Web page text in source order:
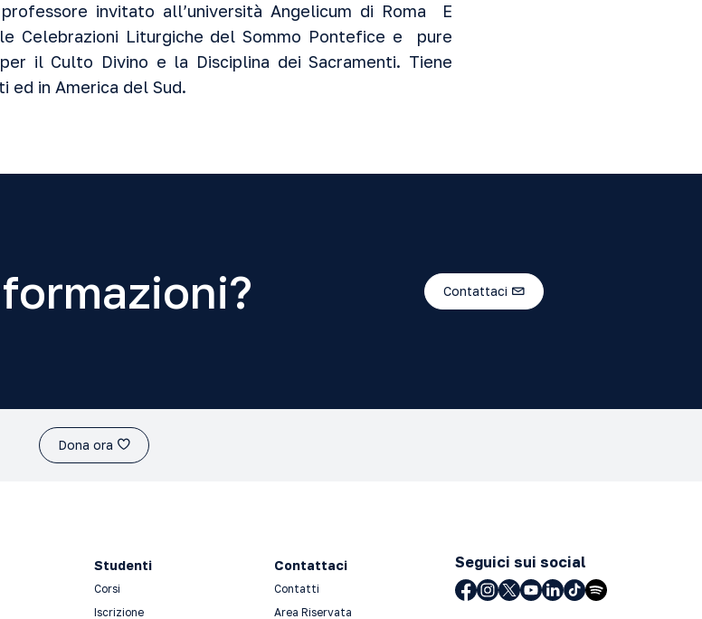
invitato all’università Angelicum di Roma E
Celebrazioni Liturgiche del Sommo Pontefice e pure
il Culto Divino e la Disciplina dei Sacramenti. Tiene
ed in America del Sud.
Contattaci
Dona ora
Studenti
Corsi
Iscrizione
Contattaci
Contatti
Area Riservata
Seguici sui social